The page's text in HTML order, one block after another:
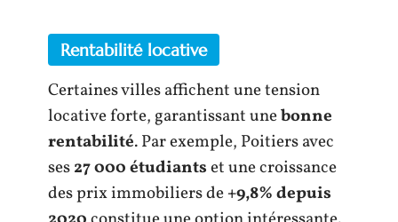
Rentabilité locative
Certaines villes affichent une tension
locative forte, garantissant unebonne
rentabilité. Par exemple, Poitiers avec
ses27 000 étudiantset une croissance
des prix immobiliers de+9,8% depuis